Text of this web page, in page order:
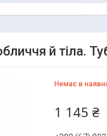
й тіла.
Немає в
1 145 ₴